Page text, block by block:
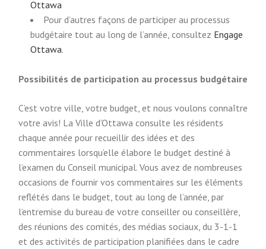
Ottawa
Pour d’autres façons de participer au processus
budgétaire tout au long de l’année, consultez Engage
Ottawa.
Possibilités de participation au processus budgétaire
C’est votre ville, votre budget, et nous voulons connaître
votre avis! La Ville d’Ottawa consulte les résidents
chaque année pour recueillir des idées et des
commentaires lorsqu’elle élabore le budget destiné à
l’examen du Conseil municipal. Vous avez de nombreuses
occasions de fournir vos commentaires sur les éléments
reflétés dans le budget, tout au long de l’année, par
l’entremise du bureau de votre conseiller ou conseillère,
des réunions des comités, des médias sociaux, du 3-1-1
et des activités de participation planifiées dans le cadre